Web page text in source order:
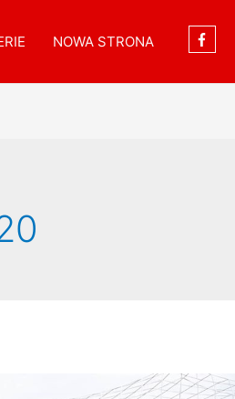
NOWA STRONA